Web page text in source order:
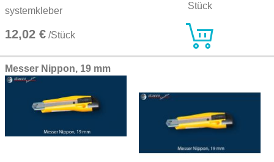
systemkleber
12,02 € /Stück
Stück
Messer Nippon, 19 mm